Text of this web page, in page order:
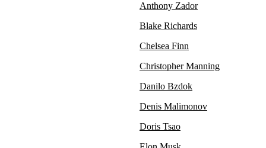
Anthony Zador
Blake Richards
Chelsea Finn
Christopher Manning
Danilo Bzdok
Denis Malimonov
Doris Tsao